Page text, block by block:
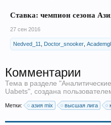
Ставка: чемпион сезона
27 сен 2016
Nedved_11 Doctor_snooker
Комментарии
Тема в разделе "
Uabets", создана
Метки: азия mix высшая лига